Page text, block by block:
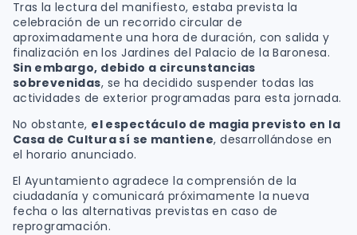
Tras la lectura del manifiesto, estaba prevista la
celebración de un recorrido circular de
aproximadamente una hora de duración, con salida y
finalización en los Jardines del Palacio de la Baronesa.
Sin embargo, debido a circunstancias
sobrevenidas, se ha decidido suspender todas las
actividades de exterior programadas para esta jornada.
No obstante, el espectáculo de magia previsto en la
Casa de Cultura sí se mantiene, desarrollándose en
el horario anunciado.
El Ayuntamiento agradece la comprensión de la
ciudadanía y comunicará próximamente la nueva
fecha o las alternativas previstas en caso de
reprogramación.